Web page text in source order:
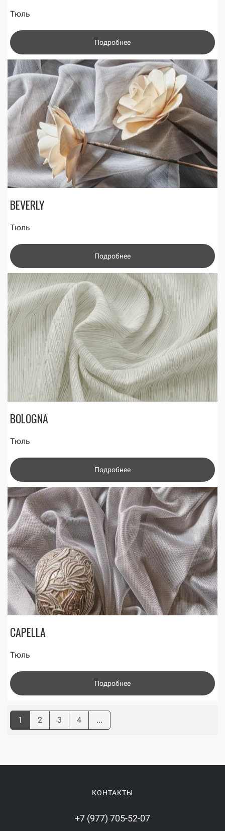
Тюль
Подробнее
BEVERLY
Тюль
Подробнее
BOLOGNA
Тюль
Подробнее
CAPELLA
Тюль
Подробнее
1 2 3 4 ...
КОНТАКТЫ
+7 (977) 705-52-07